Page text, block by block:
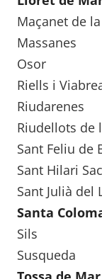
Maçanet
Riells i
Sant Feliu
Sant
Sant Julià
Santa
Sils